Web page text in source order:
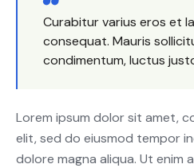
Curabitur varius eros et
consequat. Mauris
condimentum, luctus
Lorem ipsum dolor sit amet,
elit, sed do eiusmod tempor
dolore magna aliqua. Ut enim